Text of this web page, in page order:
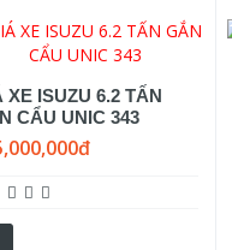
XE ISUZU 6.2 TẤN
CẨU UNIC 343